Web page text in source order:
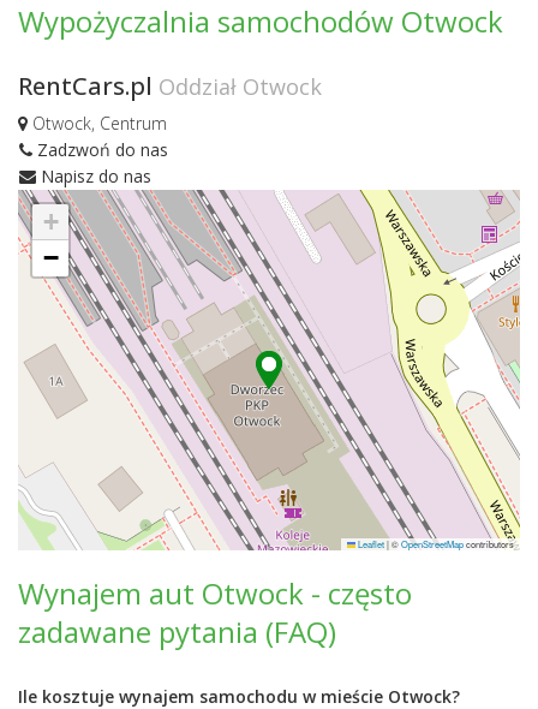
Wypożyczalnia samochodów Otwock
RentCars.pl Oddział Otwock
Otwock, Centrum
Zadzwoń do nas
Napisz do nas
+
−
Leaflet|©OpenStreetMapcontributors
Wynajem aut Otwock - często
zadawane pytania (FAQ)
Ile kosztuje wynajem samochodu w mieście Otwock?